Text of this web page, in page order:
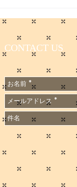
まで
CONTACT US